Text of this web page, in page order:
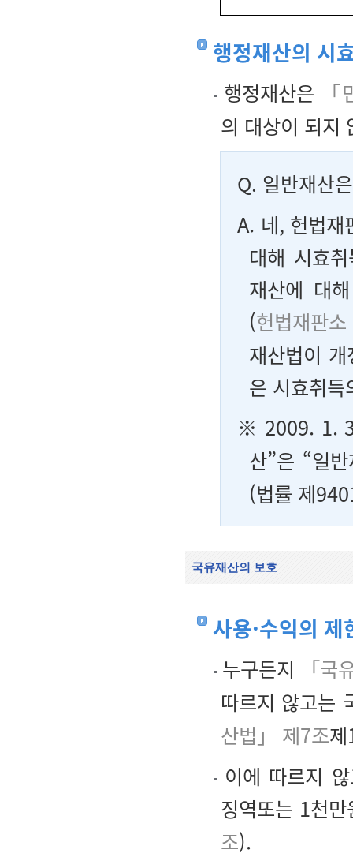
행정재산의 시
행정재산은
의 대상이 되지
Q. 일반재산
A. 네, 헌법
대해 시효
재산에 대
(헌법재판
재산법이
은 시효취
※ 2009. 1.
산”은 “일
(법률 제
국유재산의 보호
사용·수익의 제
누구든지
「국
따르지 않고는
산법」 제7조
이에 따르지
징역또는 1천
조).